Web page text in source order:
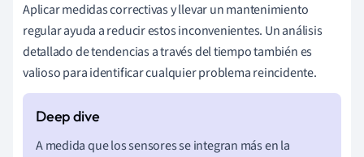
Aplicar medidas correctivas y llevar un mantenimiento
regular ayuda a reducir estos inconvenientes. Un análisis
detallado de tendencias a través del tiempo también es
valioso para identificar cualquier problema reincidente.
A medida que los sensores se integran más en la